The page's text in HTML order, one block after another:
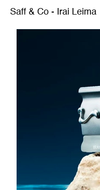
Saff & Co - Irai Leima